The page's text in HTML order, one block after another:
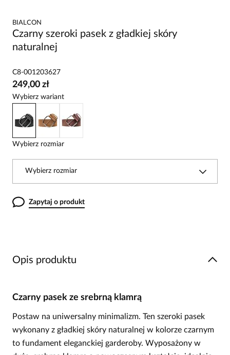
BIALCON
Czarny szeroki pasek z gładkiej skóry
naturalnej
C8-001203627
249,00 zł
Wybierz wariant
Wybierz rozmiar
Wybierz rozmiar
Zapytaj o produkt
Opis produktu
Czarny pasek ze srebrną klamrą
Postaw na uniwersalny minimalizm. Ten szeroki pasek
wykonany z gładkiej skóry naturalnej w kolorze czarnym
to fundament eleganckiej garderoby. Wyposażony w